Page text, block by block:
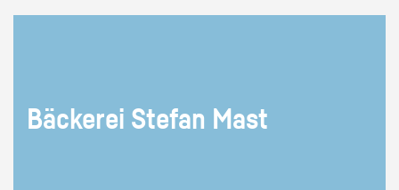
Bä­cke­rei Ste­fan Mast